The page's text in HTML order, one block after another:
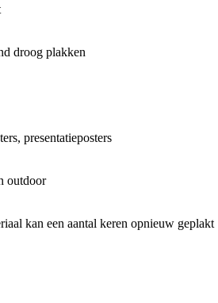
droog plakken
presentatieposters
outdoor
kan een aantal keren opnieuw geplakt